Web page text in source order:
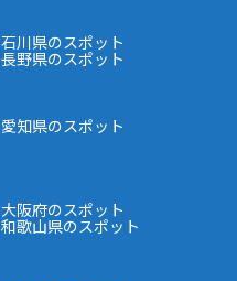
石川県のスポット
長野県のスポット
愛知県のスポット
大阪府のスポット
和歌山県のスポット